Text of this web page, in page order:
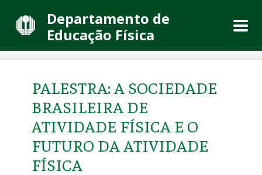
Departamento de
Educação Física
PALESTRA: A SOCIEDADE
BRASILEIRA DE
ATIVIDADE FÍSICA E O
FUTURO DA ATIVIDADE
FÍSICA